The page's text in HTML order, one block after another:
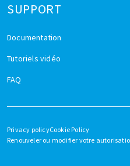
SUPPORT
Documentation
Tutoriels vidéo
FAQ
Privacy policyCookie Policy
Renouveler ou modifier votre